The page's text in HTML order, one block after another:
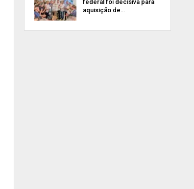
federal foi decisiva para
aquisição de…